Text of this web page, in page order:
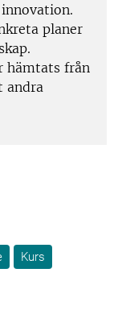
planer
hämtats från
andra
Kurs